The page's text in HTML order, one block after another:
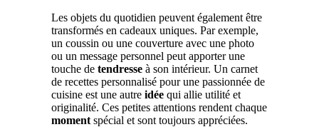
Les objets du quotidien peuvent également être
transformés en cadeaux uniques. Par exemple,
un coussin ou une couverture avec une photo
ou un message personnel peut apporter une
touche de tendresse à son intérieur. Un carnet
de recettes personnalisé pour une passionnée de
cuisine est une autre idée qui allie utilité et
originalité. Ces petites attentions rendent chaque
moment spécial et sont toujours appréciées.